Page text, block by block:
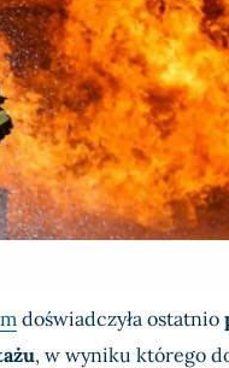
doświadczyła ostatnio
, w wyniku którego